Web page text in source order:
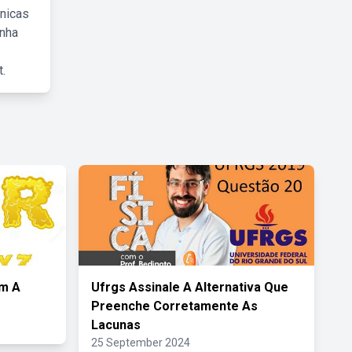
A
Ufrgs Assinale A Alternativa Que
Preenche Corretamente As
Lacunas
25 September 2024